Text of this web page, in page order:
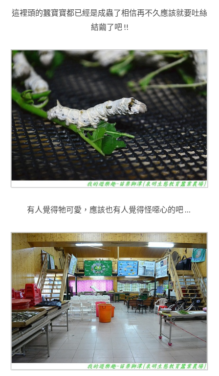
這裡頭的蠶寶寶都已經是成蟲了相信再不久應該就要吐絲
結繭了吧 !!
有人覺得牠可愛，應該也有人覺得怪噁心的吧 …